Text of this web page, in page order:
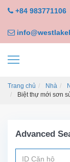
+84 983771106
Trang chủ Nhà
Biệt thự mới sơn
Advanced